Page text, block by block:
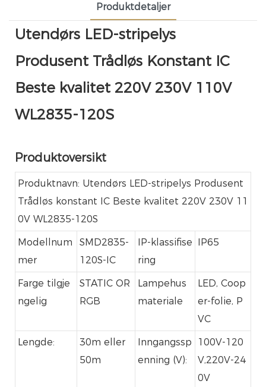
Produktdetaljer
Utendørs LED-stripelys
Produsent Trådløs Konstant IC
Beste kvalitet 220V 230V 110V
WL2835-120S
Produktoversikt
Produktnavn: Utendørs LED-stripelys Produsent
Trådløs konstant IC Beste kvalitet 220V 230V 11
0V WL2835-120S
Modellnum
mer
SMD2835-
120S-IC
IP-klassifise
ring
IP65
Farge tilgje
ngelig
STATIC OR
RGB
Lampehus
materiale
LED, Coop
er-folie, P
VC
Lengde:
30m eller
50m
Inngangssp
enning (V):
100V-120
V,220V-24
0V